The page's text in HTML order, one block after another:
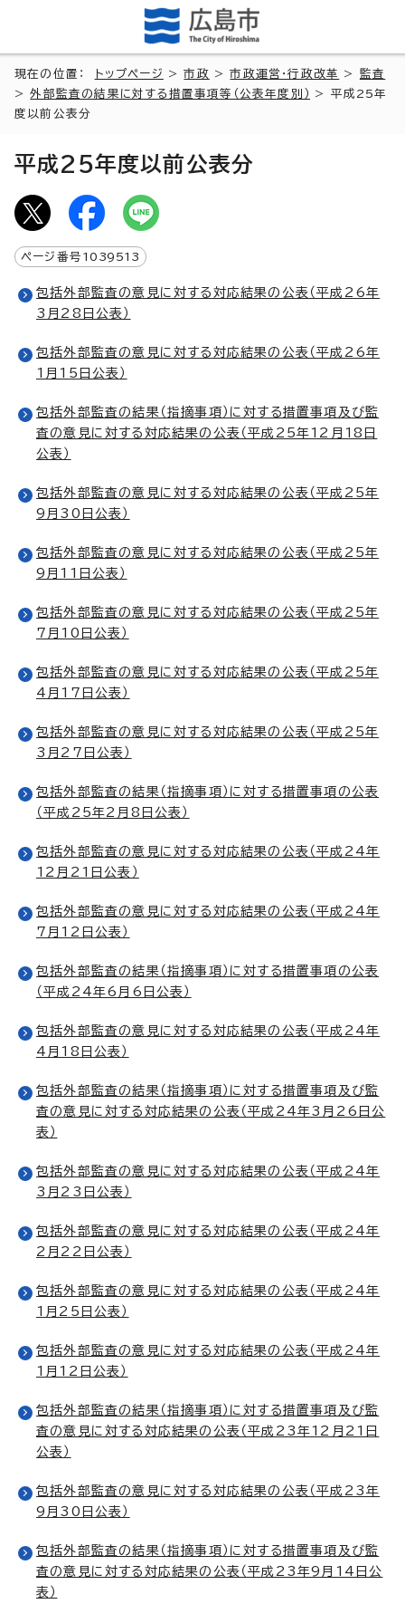
現在の位置： トップページ >市政 >市政運営・行政改革 > 監査
>外部監査の結果に対する措置事項等（公表年度別）
> 平成25年
度以前公表分
平成25年度以前公表分
ページ番号 1039513
包括外部監査の意見に対する対応結果の公表（平成26年
3月28日公表）
包括外部監査の意見に対する対応結果の公表（平成26年
1月15日公表）
包括外部監査の結果（指摘事項）に対する措置事項及び監
査の意見に対する対応結果の公表（平成25年12月18日
公表）
包括外部監査の意見に対する対応結果の公表（平成25年
9月30日公表）
包括外部監査の意見に対する対応結果の公表（平成25年
9月11日公表）
包括外部監査の意見に対する対応結果の公表（平成25年
7月10日公表）
包括外部監査の意見に対する対応結果の公表（平成25年
4月17日公表）
包括外部監査の意見に対する対応結果の公表（平成25年
3月27日公表）
包括外部監査の結果（指摘事項）に対する措置事項の公表
（平成25年2月8日公表）
包括外部監査の意見に対する対応結果の公表（平成24年
12月21日公表）
包括外部監査の意見に対する対応結果の公表（平成24年
7月12日公表）
包括外部監査の結果（指摘事項）に対する措置事項の公表
（平成24年6月6日公表）
包括外部監査の意見に対する対応結果の公表（平成24年
4月18日公表）
包括外部監査の結果（指摘事項）に対する措置事項及び監
査の意見に対する対応結果の公表（平成24年3月26日公
表）
包括外部監査の意見に対する対応結果の公表（平成24年
3月23日公表）
包括外部監査の意見に対する対応結果の公表（平成24年
2月22日公表）
包括外部監査の意見に対する対応結果の公表（平成24年
1月25日公表）
包括外部監査の意見に対する対応結果の公表（平成24年
1月12日公表）
包括外部監査の結果（指摘事項）に対する措置事項及び監
査の意見に対する対応結果の公表（平成23年12月21日
公表）
包括外部監査の意見に対する対応結果の公表（平成23年
9月30日公表）
包括外部監査の結果（指摘事項）に対する措置事項及び監
査の意見に対する対応結果の公表（平成23年9月14日公
表）